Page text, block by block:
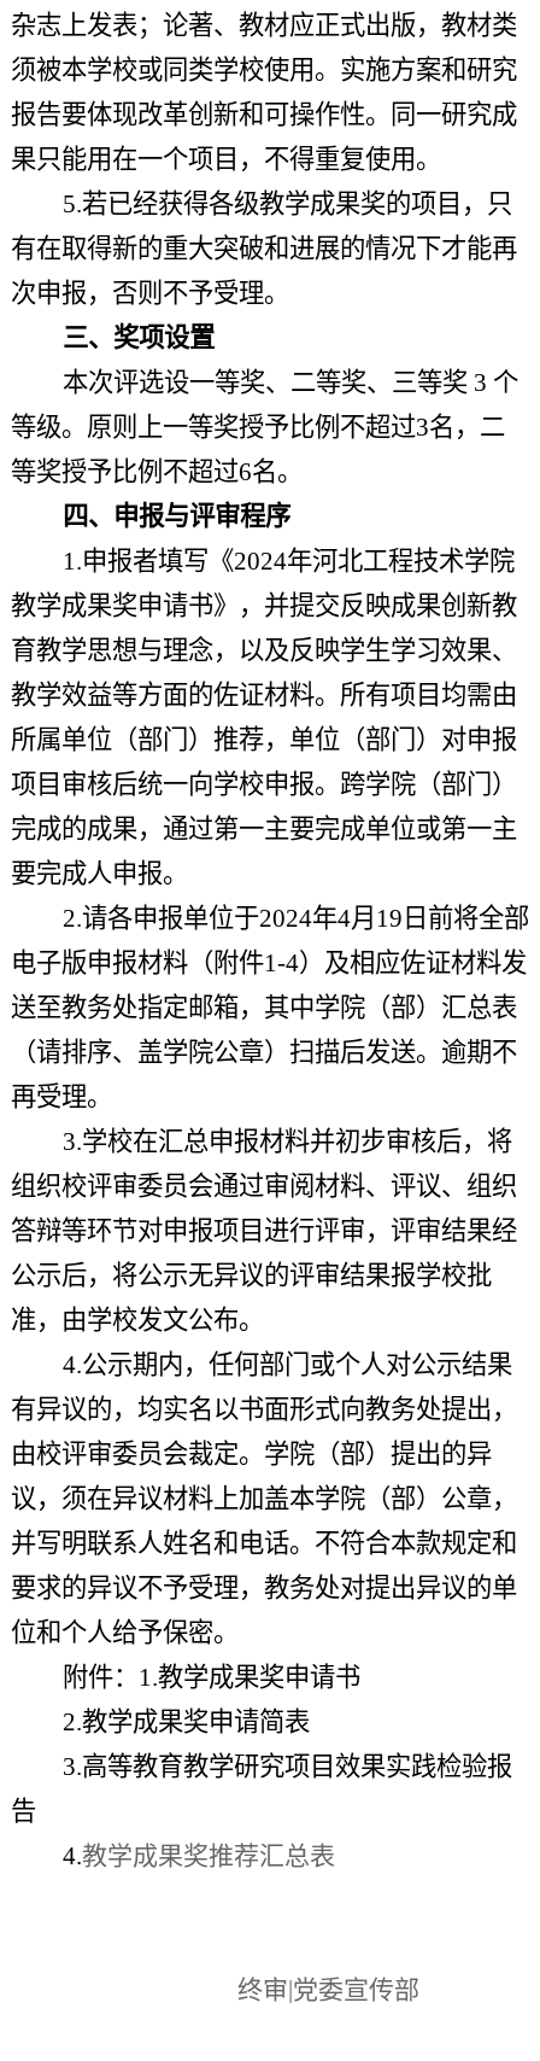
杂志上发表；论著、教材应正式出版，教材类
须被本学校或同类学校使用。实施方案和研究
报告要体现改革创新和可操作性。同一研究成
果只能用在一个项目，不得重复使用。
5.若已经获得各级教学成果奖的项目，只
有在取得新的重大突破和进展的情况下才能再
次申报，否则不予受理。
三、奖项设置
本次评选设一等奖、二等奖、三等奖 3 个
等级。原则上一等奖授予比例不超过3名，二
等奖授予比例不超过6名。
四、申报与评审程序
1.申报者填写《2024年河北工程技术学院
教学成果奖申请书》，并提交反映成果创新教
育教学思想与理念，以及反映学生学习效果、
教学效益等方面的佐证材料。所有项目均需由
所属单位（部门）推荐，单位（部门）对申报
项目审核后统一向学校申报。跨学院（部门）
完成的成果，通过第一主要完成单位或第一主
要完成人申报。
2.请各申报单位于2024年4月19日前将全部
电子版申报材料（ 附件1-4） 及相应佐证材料发
送至教务处指定邮箱，其中学院（部）汇总表
（请排序、盖学院公章）扫描后发送。 逾期不
再受理。
3.学校在汇总申报材料并初步审核后，将
组织校评审委员会通过审阅材料、评议、 组织
答辩等环节对申报项目进行评审，评审结果经
公示后，将公示无异议的评审结果报学校批
准，由学校发文公布。
4.公示期内，任何部门或个人对公示结果
有异议的，均实名以书面形式向教务处提出，
由校评审委员会裁定。学院（部）提出的异
议，须在异议材料上加盖本学院（部）公章，
并写明联系人姓名和电话。不符合本款规定和
要求的异议不予受理，教务处对提出异议的单
位和个人给予保密。
附件：1.教学成果奖申请书
2.教学成果奖申请简表
3.高等教育教学研究项目效果实践检验报
告
4.教学成果奖推荐汇总表
终审|党委宣传部